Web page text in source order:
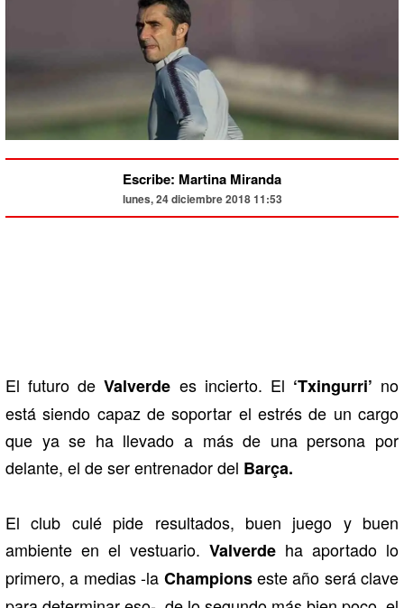
Escribe: Martina Miranda
lunes, 24 diciembre 2018 11:53
El futuro deValverde es incierto. El ‘Txingurri’ no
está siendo capaz de soportar el estrés de un cargo
que ya se ha llevado a más de una persona por
delante, el de ser entrenador del Barça.
El club culé pide resultados, buen juego y buen
ambiente en el vestuario. Valverde ha aportado lo
primero, a medias -la Championseste año será clave